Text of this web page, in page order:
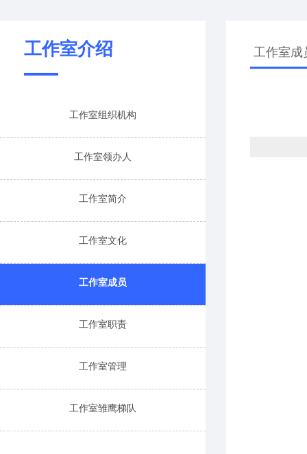
工作室介绍
工作室组织机构
工作室领办人
工作室简介
工作室文化
工作室成员
工作室职责
工作室管理
工作室雏鹰梯队
工作室成